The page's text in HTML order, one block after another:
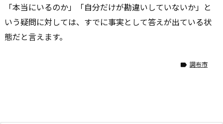
「本当にいるのか」「自分だけが勘違いしていないか」と
いう疑問に対しては、すでに事実として答えが出ている状
態だと言えます。
 調布市